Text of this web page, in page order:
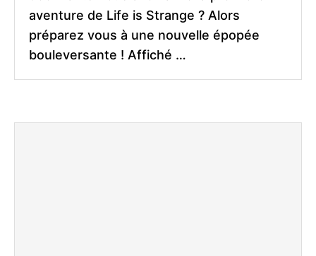
aventure de Life is Strange ? Alors
préparez vous à une nouvelle épopée
bouleversante ! Affiché …